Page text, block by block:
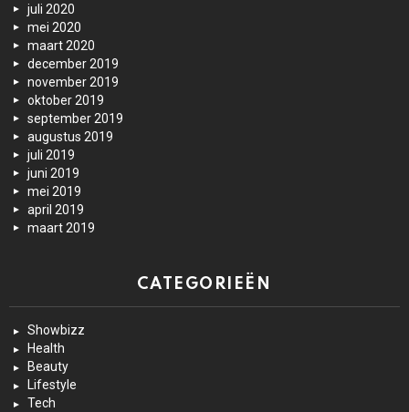
juli 2020
mei 2020
maart 2020
december 2019
november 2019
oktober 2019
september 2019
augustus 2019
juli 2019
juni 2019
mei 2019
april 2019
maart 2019
CATEGORIEËN
Showbizz
Health
Beauty
Lifestyle
Tech